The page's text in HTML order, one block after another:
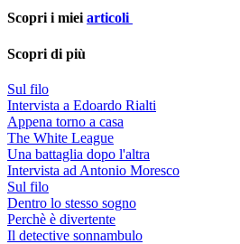
Scopri i mieiarticoli
Scopri di più
Sul filo
Intervista a Edoardo Rialti
Appena torno a casa
The White League
Una battaglia dopo l'altra
Intervista ad Antonio Moresco
Sul filo
Dentro lo stesso sogno
Perchè è divertente
Il detective sonnambulo